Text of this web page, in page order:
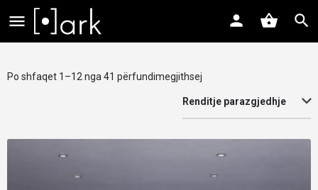
Po shfaqet 1–12 nga 41 përfundimegjithsej
Renditje parazgjedhje